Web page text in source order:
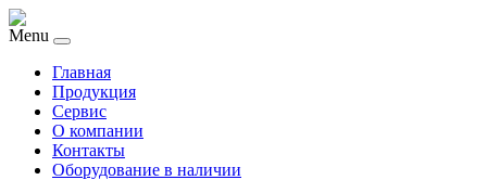
Menu
Главная
Продукция
Сервис
О компании
Контакты
Оборудование в наличии